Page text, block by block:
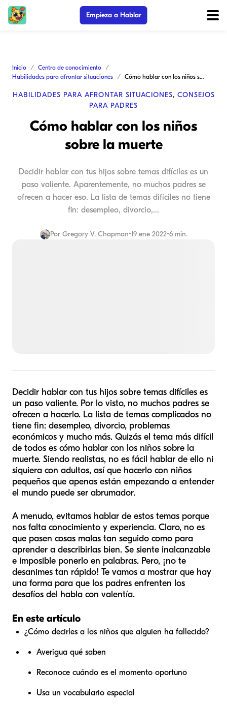
Empieza a Hablar
Inicio
Centro de conocimiento
Habilidades para afrontar situaciones
Cómo hablar con los niños sobre la muerte
HABILIDADES PARA AFRONTAR SITUACIONES, CONSEJOS
PARA PADRES
Cómo hablar con los niños
sobre la muerte
Decidir hablar con tus hijos sobre temas difíciles es un
paso valiente. Aparentemente, no muchos padres se
ofrecen a hacer eso. La lista de temas difíciles no tiene
fin: desempleo, divorcio,...
Por Gregory V. Chapman•19 ene 2022•6 min.
Decidir hablar con tus hijos sobre temas difíciles es
un paso valiente. Por lo visto, no muchos padres se
ofrecen a hacerlo. La lista de temas complicados no
tiene fin: desempleo, divorcio, problemas
económicos y mucho más. Quizás el tema más difícil
de todos es cómo hablar con los niños sobre la
muerte. Siendo realistas, no es fácil hablar de ello ni
siquiera con adultos, así que hacerlo con niños
pequeños que apenas están empezando a entender
el mundo puede ser abrumador.
A menudo, evitamos hablar de estos temas porque
nos falta conocimiento y experiencia. Claro, no es
que pasen cosas malas tan seguido como para
aprender a describirlas bien. Se siente inalcanzable
e imposible ponerlo en palabras. Pero, ¡no te
desanimes tan rápido! Te vamos a mostrar que hay
una forma para que los padres enfrenten los
desafíos del habla con valentía.
En este artículo
¿Cómo decirles a los niños que alguien ha fallecido?
Averigua qué saben
Reconoce cuándo es el momento oportuno
Usa un vocabulario especial